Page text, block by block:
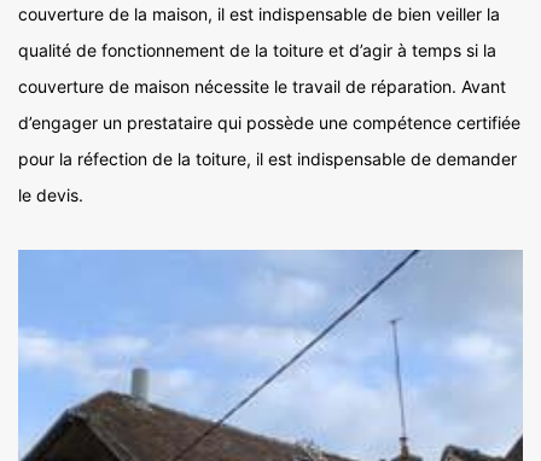
couverture de la maison, il est indispensable de bien veiller la
qualité de fonctionnement de la toiture et d’agir à temps si la
couverture de maison nécessite le travail de réparation. Avant
d’engager un prestataire qui possède une compétence certifiée
pour la réfection de la toiture, il est indispensable de demander
le devis.